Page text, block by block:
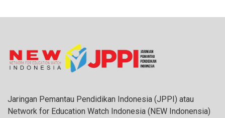
Jaringan Pemantau Pendidikan Indonesia (JPPI) atau
Network for Education Watch Indonesia (NEW Indonensia)